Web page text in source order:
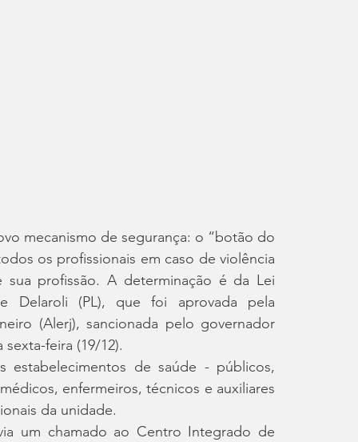
mecanismo de segurança: o “botão do
os profissionais em caso de violência
profissão. A determinação é da Lei
Delaroli (PL), que foi aprovada pela
(Alerj), sancionada pelo governador
feira (19/12).
estabelecimentos de saúde - públicos,
enfermeiros, técnicos e auxiliares
da unidade.
um chamado ao Centro Integrado de